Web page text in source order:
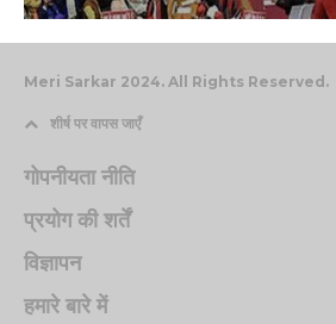
Meri Sarkar 2024. All Rights Reserved.
शीर्ष पर वापस जाएँ
गोपनीयता नीति
प्रयोग की शर्तें
विज्ञापन
हमारे बारे में